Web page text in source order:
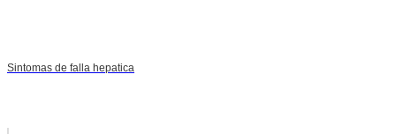
Sintomas de falla hepatica